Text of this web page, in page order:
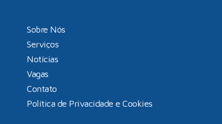
Sobre Nós
Serviços
Notícias
Vagas
Contato
Política de Privacidade e Cookies